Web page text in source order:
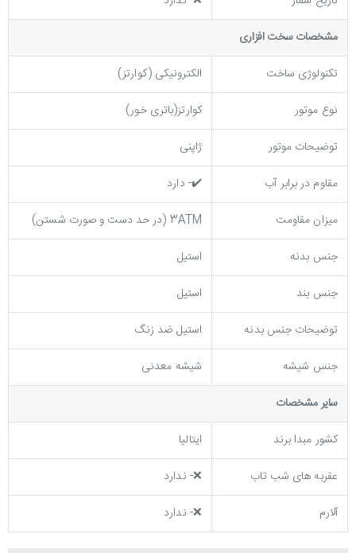
مشخصات سخت افزاری
تکنولوژی ساخت
الکترونیکی (کوارتز)
نوع موتور
کوارتز(باتری خور)
توضیحات موتور
ژاپنی
مقاوم در برابر آب
✔️- دارد
میزان مقاومت
3ATM (در حد دست و صورت شستن)
جنس بدنه
استیل
جنس بند
استیل
توضيحات جنس بدنه
استیل ضد زنگ
جنس شیشه
شیشه معدنی
ساير مشخصات
کشور مبدا برند
ایتالیا
عقربه های شب تاب
❌- ندارد
آلارم
❌- ندارد